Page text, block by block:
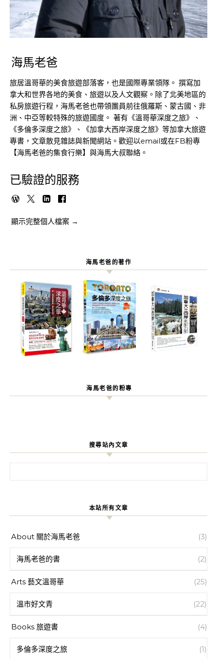
海馬老爸
旅居溫哥華的美食旅遊部落客，也是國際專業領隊。 撰寫加
拿大和世界各地的美食、旅遊以及人文觀察。除了北美地區的
私房旅遊行程，海馬老爸也帶領團員前往俄羅斯、蒙古國、非
洲、中亞等較特殊的旅遊國度。 著有《溫哥華深度之旅》、
《多倫多深度之旅》、《加拿大西岸深度之旅》等加拿大旅遊
專書，文章散見雜誌與新聞網站。歡迎以email或在FB粉專
【海馬老爸的集食行樂】與海馬大叔聯絡。
已驗證的服務
顯示完整個人檔案 →
海馬老爸的著作
海馬老爸的粉專
搜尋站內文章
本站所有文章
About 關於海馬老爸 (3)
海馬老爸的書 (2)
Arts 藝文溫哥華 (25)
溫市好文青 (22)
Books 旅遊書 (4)
多倫多深度之旅 (1)